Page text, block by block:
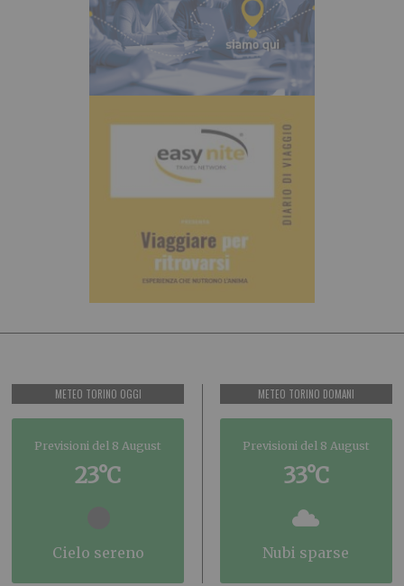
METEO TORINO OGGI
Previsioni del 8 August
23°C
cielo sereno
METEO TORINO DOMANI
Previsioni del 8 August
33°C
nubi sparse